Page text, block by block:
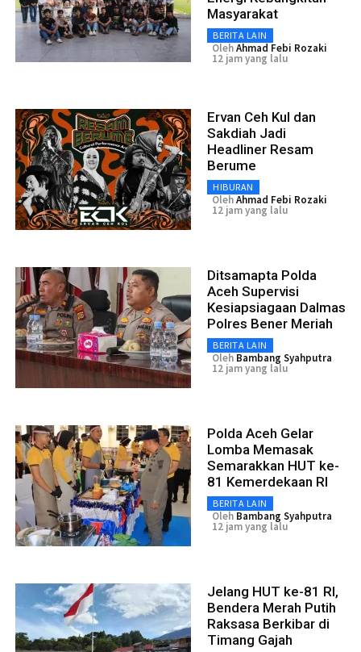
Masyarakat
BERITA LAIN
OlehAhmad Febi Rozaki
12 jam yang lalu
Ervan Ceh Kul dan
Sakdiah Jadi
Headliner Resam
Berume
HIBURAN
OlehAhmad Febi Rozaki
12 jam yang lalu
Ditsamapta Polda
Aceh Supervisi
Kesiapsiagaan Dalmas
Polres Bener Meriah
BERITA LAIN
Oleh Bambang Syahputra
12 jam yang lalu
Polda Aceh Gelar
Lomba Memasak
Semarakkan HUT ke-
81 Kemerdekaan RI
BERITA LAIN
Oleh Bambang Syahputra
12 jam yang lalu
Jelang HUT ke-81 RI,
Bendera Merah Putih
Raksasa Berkibar di
Timang Gajah